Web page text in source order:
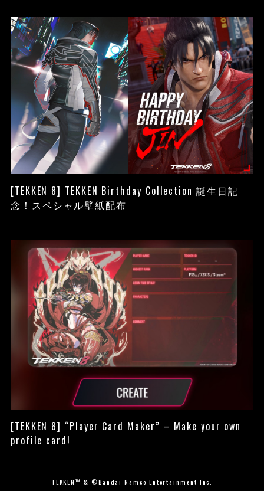
[TEKKEN 8] TEKKEN Birthday Collection 誕生日記
念！スペシャル壁紙配布
[TEKKEN 8] “Player Card Maker” – Make your own
profile card!
TEKKEN™ & ©Bandai Namco Entertainment Inc.